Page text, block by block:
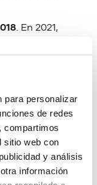
para personalizar
de redes
compartimos
sitio web con
y análisis
información
. En 2021,
una
contando